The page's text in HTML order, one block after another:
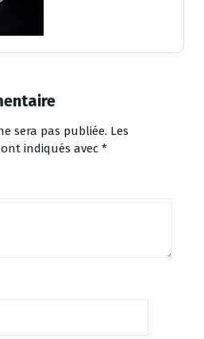
sera pas publiée. Les
indiqués avec *